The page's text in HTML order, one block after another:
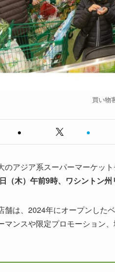
買い物
のアジア系スーパーマーケッ
（木）午前9時、ワシントン
舗は、2024年にオープンした
マンスや限定プロモーション